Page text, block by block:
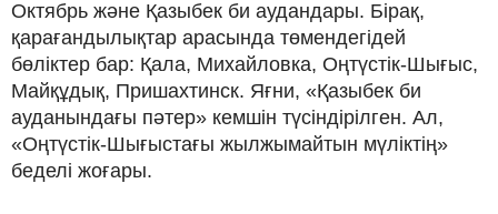
Октябрь және Қазыбек би аудандары. Бірақ,
қарағандылықтар арасында төмендегідей
бөліктер бар: Қала, Михайловка, Оңтүстік-Шығыс,
Майқұдық, Пришахтинск. Яғни, «Қазыбек би
ауданындағы пәтер» кемшін түсіндірілген. Ал,
«Оңтүстік-Шығыстағы жылжымайтын мүліктің»
беделі жоғары.